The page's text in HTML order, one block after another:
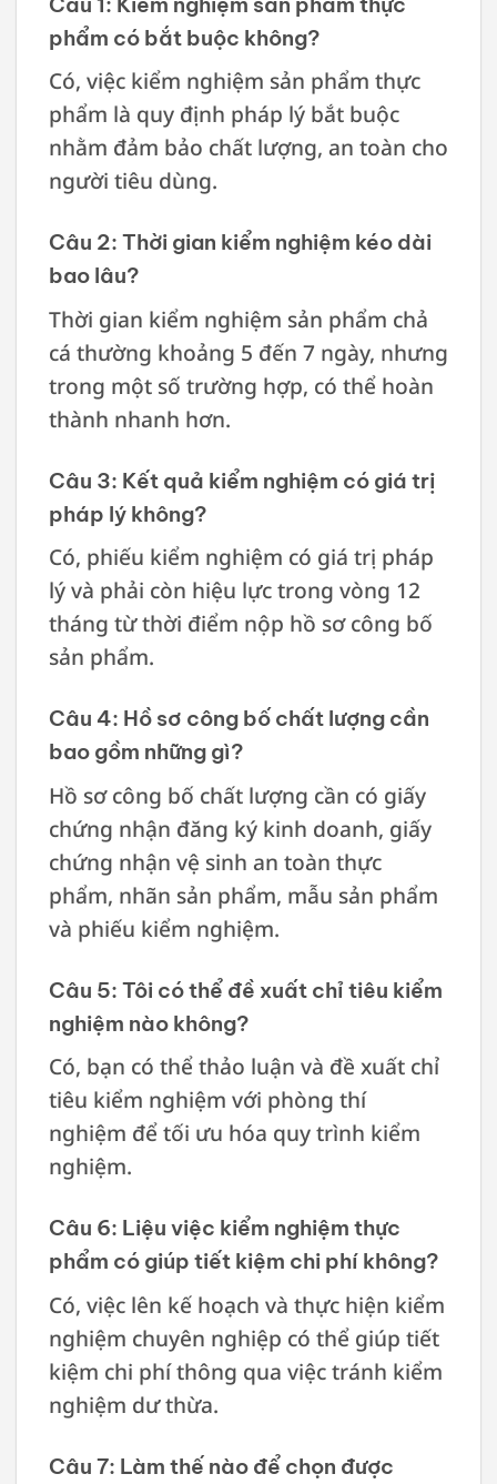
phẩm có bắt buộc không?
Có, việc kiểm nghiệm sản phẩm thực
phẩm là quy định pháp lý bắt buộc
nhằm đảm bảo chất lượng, an toàn cho
người tiêu dùng.
Câu 2: Thời gian kiểm nghiệm kéo dài
bao lâu?
Thời gian kiểm nghiệm sản phẩm chả
cá thường khoảng 5 đến 7 ngày, nhưng
trong một số trường hợp, có thể hoàn
thành nhanh hơn.
Câu 3: Kết quả kiểm nghiệm có giá trị
pháp lý không?
Có, phiếu kiểm nghiệm có giá trị pháp
lý và phải còn hiệu lực trong vòng 12
tháng từ thời điểm nộp hồ sơ công bố
sản phẩm.
Câu 4: Hồ sơ công bố chất lượng cần
bao gồm những gì?
Hồ sơ công bố chất lượng cần có giấy
chứng nhận đăng ký kinh doanh, giấy
chứng nhận vệ sinh an toàn thực
phẩm, nhãn sản phẩm, mẫu sản phẩm
và phiếu kiểm nghiệm.
Câu 5: Tôi có thể đề xuất chỉ tiêu kiểm
nghiệm nào không?
Có, bạn có thể thảo luận và đề xuất chỉ
tiêu kiểm nghiệm với phòng thí
nghiệm để tối ưu hóa quy trình kiểm
nghiệm.
Câu 6: Liệu việc kiểm nghiệm thực
phẩm có giúp tiết kiệm chi phí không?
Có, việc lên kế hoạch và thực hiện kiểm
nghiệm chuyên nghiệp có thể giúp tiết
kiệm chi phí thông qua việc tránh kiểm
nghiệm dư thừa.
Câu 7: Làm thế nào để chọn được